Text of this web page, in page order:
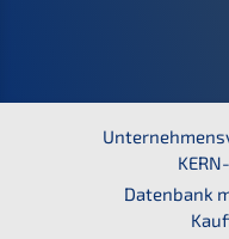
Daten­bank